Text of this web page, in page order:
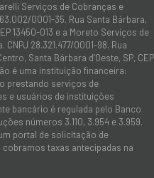
Serviços de Cobranças e
0001-35. Rua Santa Bárbara,
13450-013 e a Moreto Serviços de
28.321.477/0001-98. Rua
Santa Bárbara d’Oeste, SP, CEP
é uma instituição financeira:
prestando serviços de
e usuários de instituições
bancário é regulada pelo Banco
números 3.110, 3.954 e 3.959.
portal de solicitação de
taxas antecipadas na